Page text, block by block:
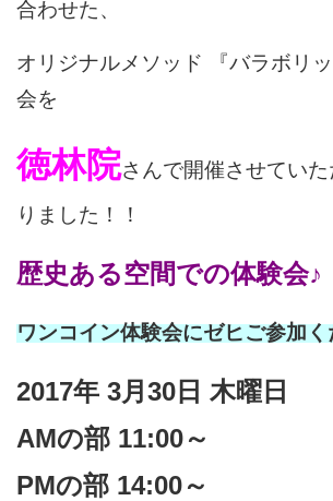
合わせた、
オリジナルメソッド 『バラボリッ
会を
徳林院さんで開催させてい
りました！！
歴史ある空間での体験会♪
ワンコイン体験会にゼヒご参加
2017年 3月30日 木曜日
AMの部 11:00～
PMの部 14:00～